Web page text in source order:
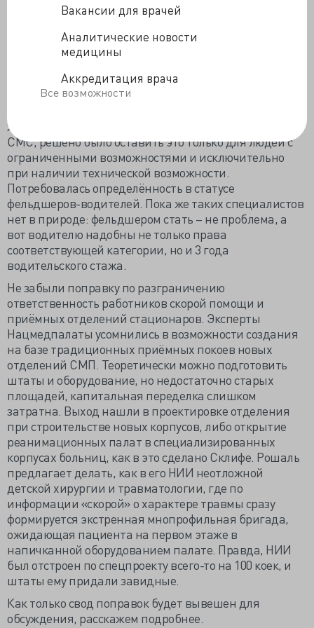
Вакансии для врачей
Аналитические новости
медицины
Аккредитация врача
Все возможности
Предложено дать право субъектами Росси
формировать нормативы работы выездных бригад
СМП, исходя из размера территории обслуживания и
было оборудовать машины не по единому для всех
регламенту, а исходя из демографо-
жёсткой критике возможность вызова «скорой» по
СМС, решено было оставить это только для людей с
ограниченными возможностями и исключительно
при наличии технической возможности.
Потребовалась определённость в статусе
фельдшеров-водителей. Пока же таких специалистов
нет в природе: фельдшером стать – не проблема, а
вот водителю надобны не только права
соответствующей категории, но и 3 года
водительского стажа.
Не забыли поправку по разграничению
ответственность работников скорой помощи и
приёмных отделений стационаров. Эксперты
Нацмедпалаты усомнились в возможности создания
на базе традиционных приёмных покоев новых
отделений СМП. Теоретически можно подготовить
штаты и оборудование, но недостаточно старых
площадей, капитальная переделка слишком
затратна. Выход нашли в проектировке отделения
при строительстве новых корпусов, либо открытие
реанимационных палат в специализированных
корпусах больниц, как в это сделано Склифе. Рошаль
предлагает делать, как в его НИИ неотложной
детской хирургии и травматологии, где по
информации «скорой» о характере травмы сразу
формируется экстренная мнопрофильная бригада,
ожидающая пациента на первом этаже в
напичканной оборудованием палате. Правда, НИИ
был отстроен по спецпроекту всего-то на 100 коек, и
штаты ему придали завидные.
Как только свод поправок будет вывешен для
обсуждения, расскажем подробнее.